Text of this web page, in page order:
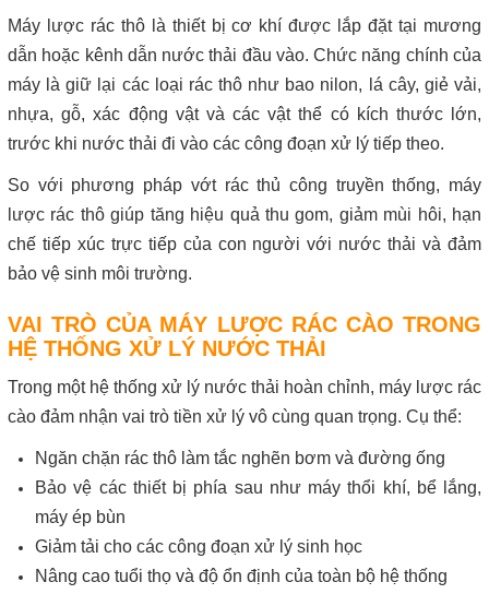
Máy lược rác thô là thiết bị cơ khí được lắp đặt tại mương
dẫn hoặc kênh dẫn nước thải đầu vào. Chức năng chính của
máy là giữ lại các loại rác thô như bao nilon, lá cây, giẻ vải,
nhựa, gỗ, xác động vật và các vật thể có kích thước lớn,
trước khi nước thải đi vào các công đoạn xử lý tiếp theo.
So với phương pháp vớt rác thủ công truyền thống, máy
lược rác thô giúp tăng hiệu quả thu gom, giảm mùi hôi, hạn
chế tiếp xúc trực tiếp của con người với nước thải và đảm
bảo vệ sinh môi trường.
VAI TRÒ CỦA MÁY LƯỢC RÁC CÀO TRONG
HỆ THỐNG XỬ LÝ NƯỚC THẢI
Trong một hệ thống xử lý nước thải hoàn chỉnh, máy lược rác
cào đảm nhận vai trò tiền xử lý vô cùng quan trọng. Cụ thể:
Ngăn chặn rác thô làm tắc nghẽn bơm và đường ống
Bảo vệ các thiết bị phía sau như máy thổi khí, bể lắng,
máy ép bùn
Giảm tải cho các công đoạn xử lý sinh học
Nâng cao tuổi thọ và độ ổn định của toàn bộ hệ thống